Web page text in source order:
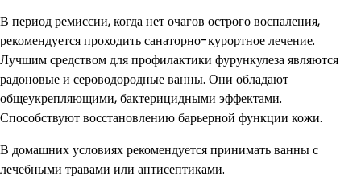
В период ремиссии, когда нет очагов острого воспаления,
рекомендуется проходить санаторно-курортное лечение.
Лучшим средством для профилактики фурункулеза являются
радоновые и сероводородные ванны. Они обладают
общеукрепляющими, бактерицидными эффектами.
Способствуют восстановлению барьерной функции кожи.
В домашних условиях рекомендуется принимать ванны с
лечебными травами или антисептиками.